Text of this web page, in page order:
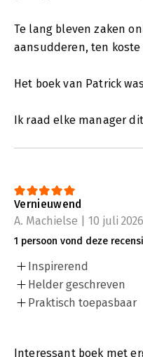
Te lang bleven zaken
aansudderen, ten
Het boek van Patrick
Ik raad elke manager
Vernieuwend
A. Machielse | 10 juli 2026
1 persoon vond deze
Inspirerend
Helder geschreven
Praktisch toepasbaar
Interessant boek met